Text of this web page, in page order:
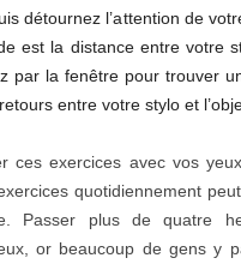
détournez l’attention de
est la distance entre votre
par la fenêtre pour trouver
entre votre stylo et
ces exercices avec vos
quotidiennement
Passer plus de quatre
or beaucoup de gens y